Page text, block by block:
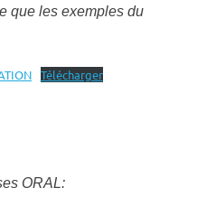
que les exemples du
Télécharger
ORAL: